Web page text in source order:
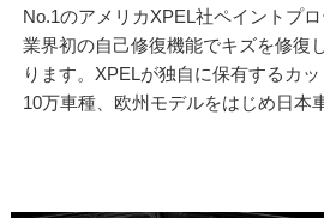
No.1のアメリカXPEL社ペイントプロ
業界初の自己修復機能でキズを修復
ります。XPELが独自に保有するカ
10万車種、欧州モデルをはじめ日本